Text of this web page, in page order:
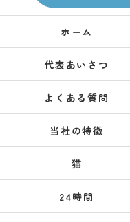
ホーム
代表あいさつ
よくある質問
当社の特徴
猫
24時間